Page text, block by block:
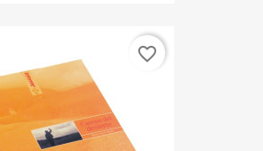
favorite_border